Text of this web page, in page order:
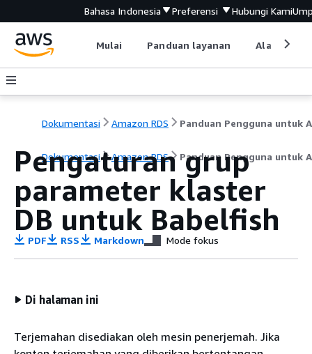
Bahasa Indonesia Preferensi Hubungi Kami
Mulai Panduan layanan Alat
Dokumentasi Amazon RDS
Dokumentasi Amazon RDS Panduan Pengguna untuk
Pengaturan grup
parameter klaster
DB untuk Babelfish
PDF RSS Markdown Mode fokus
Di halaman ini
Terjemahan disediakan oleh mesin penerjemah. Jika